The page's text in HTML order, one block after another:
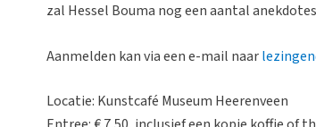
zal Hessel Bouma nog een aantal
Aanmelden kan via een e-mail naar
Locatie: Kunstcafé Museum Heerenveen